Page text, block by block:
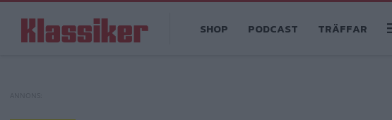
huvudinnehåll
navigation
SHOP PODCAST TRÄFFAR